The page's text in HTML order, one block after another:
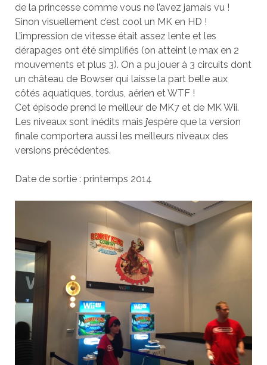
de la princesse comme vous ne l’avez jamais vu !
Sinon visuellement c’est cool un MK en HD !
L’impression de vitesse était assez lente et les
dérapages ont été simplifiés (on atteint le max en 2
mouvements et plus 3). On a pu jouer à 3 circuits dont
un château de Bowser qui laisse la part belle aux
côtés aquatiques, tordus, aérien et WTF !
Cet épisode prend le meilleur de MK7 et de MK Wii.
Les niveaux sont inédits mais j’espère que la version
finale comportera aussi les meilleurs niveaux des
versions précédentes.
Date de sortie : printemps 2014